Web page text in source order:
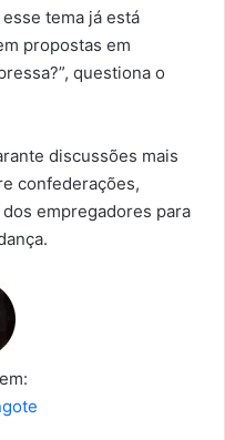
tema já está
propostas em
questiona o
discussões mais
confederações,
empregadores para